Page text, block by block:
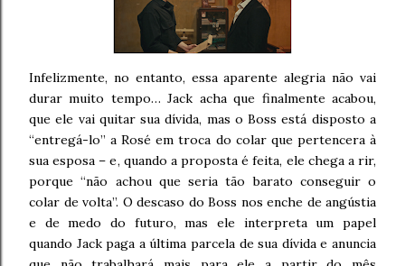
Infelizmente, no entanto, essa aparente alegria não vai
durar muito tempo… Jack acha que finalmente acabou,
que ele vai quitar sua dívida, mas o Boss está disposto a
“entregá-lo” a Rosé em troca do colar que pertencera à
sua esposa – e, quando a proposta é feita, ele chega a rir,
porque “não achou que seria tão barato conseguir o
colar de volta”. O descaso do Boss nos enche de angústia
e de medo do futuro, mas ele interpreta um papel
quando Jack paga a última parcela de sua dívida e anuncia